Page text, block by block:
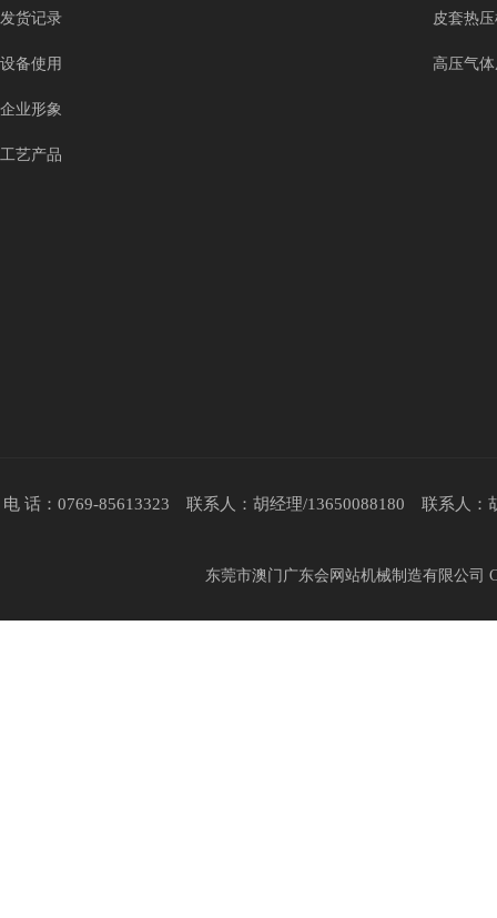
发货记录
设备使用
企业形象
工艺产品
皮套热
高压气
电 话：0769-85613323 联系人：胡经理/13650088180 联系人
东莞市澳门广东会网站机械制造有限公司